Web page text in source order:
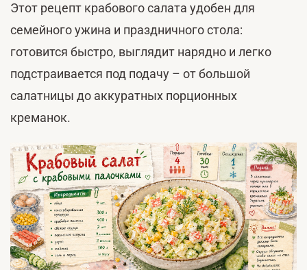
Этот рецепт крабового салата удобен для
семейного ужина и праздничного стола:
готовится быстро, выглядит нарядно и легко
подстраивается под подачу – от большой
салатницы до аккуратных порционных
креманок.